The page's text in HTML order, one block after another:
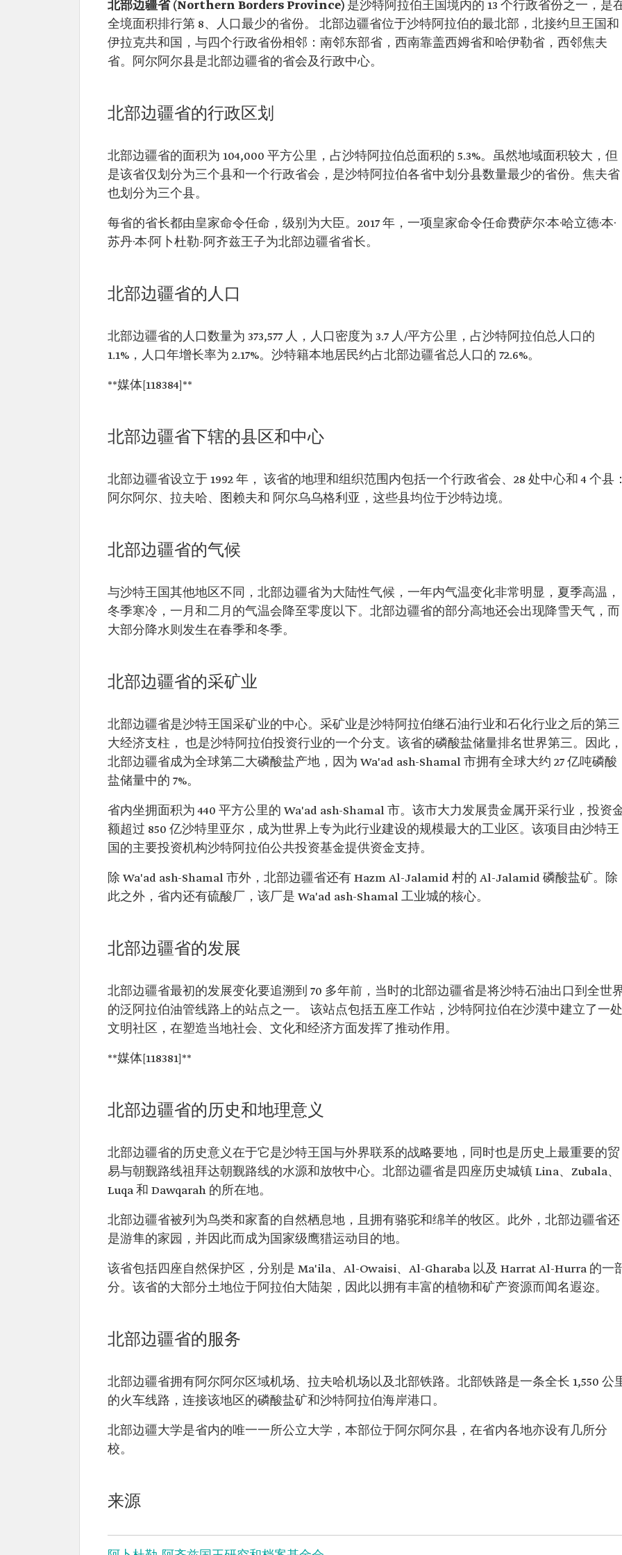
北部边疆省 (Northern Borders Province) 是沙特阿拉伯王国境内的 13 个行政省份之一，是
全境面积排行第 8、人口最少的省份。 北部边疆省位于沙特阿拉伯的最北部，北接约旦王国和
伊拉克共和国，与四个行政省份相邻：南邻东部省，西南靠盖西姆省和哈伊勒省，西邻焦夫
省。阿尔阿尔县是北部边疆省的省会及行政中心。
北部边疆省的行政区划
北部边疆省的面积为 104,000 平方公里，占沙特阿拉伯总面积的 5.3%。虽然地域面积较大，但
是该省仅划分为三个县和一个行政省会，是沙特阿拉伯各省中划分县数量最少的省份。焦夫省
也划分为三个县。
每省的省长都由皇家命令任命，级别为大臣。2017 年，一项皇家命令任命费萨尔·本·哈立德·本·
苏丹·本·阿卜杜勒-阿齐兹王子为北部边疆省省长。
北部边疆省的人口
北部边疆省的人口数量为 373,577 人，人口密度为 3.7 人/平方公里，占沙特阿拉伯总人口的
1.1%，人口年增长率为 2.17%。沙特籍本地居民约占北部边疆省总人口的 72.6%。
**媒体[118384]**
北部边疆省下辖的县区和中心
北部边疆省设立于 1992 年， 该省的地理和组织范围内包括一个行政省会、28 处中心和 4 个县
阿尔阿尔、拉夫哈、图赖夫和 阿尔乌乌格利亚，这些县均位于沙特边境。
北部边疆省的气候
与沙特王国其他地区不同，北部边疆省为大陆性气候，一年内气温变化非常明显，夏季高温，
冬季寒冷，一月和二月的气温会降至零度以下。北部边疆省的部分高地还会出现降雪天气，而
大部分降水则发生在春季和冬季。
北部边疆省的采矿业
北部边疆省是沙特王国采矿业的中心。采矿业是沙特阿拉伯继石油行业和石化行业之后的第三
大经济支柱， 也是沙特阿拉伯投资行业的一个分支。该省的磷酸盐储量排名世界第三。因此，
北部边疆省成为全球第二大磷酸盐产地，因为 Wa'ad ash-Shamal 市拥有全球大约 27 亿吨磷酸
盐储量中的 7%。
省内坐拥面积为 440 平方公里的 Wa'ad ash-Shamal 市。该市大力发展贵金属开采行业，投资
额超过 850 亿沙特里亚尔，成为世界上专为此行业建设的规模最大的工业区。该项目由沙特王
国的主要投资机构沙特阿拉伯公共投资基金提供资金支持。
除 Wa'ad ash-Shamal 市外，北部边疆省还有 Hazm Al-Jalamid 村的 Al-Jalamid 磷酸盐矿。除
此之外，省内还有硫酸厂，该厂是 Wa'ad ash-Shamal 工业城的核心。
北部边疆省的发展
北部边疆省最初的发展变化要追溯到 70 多年前，当时的北部边疆省是将沙特石油出口到全世
的泛阿拉伯油管线路上的站点之一。 该站点包括五座工作站，沙特阿拉伯在沙漠中建立了一处
文明社区，在塑造当地社会、文化和经济方面发挥了推动作用。
**媒体[118381]**
北部边疆省的历史和地理意义
北部边疆省的历史意义在于它是沙特王国与外界联系的战略要地，同时也是历史上最重要的贸
易与朝觐路线祖拜达朝觐路线的水源和放牧中心。北部边疆省是四座历史城镇 Lina、Zubala、
Luqa 和 Dawqarah 的所在地。
北部边疆省被列为鸟类和家畜的自然栖息地，且拥有骆驼和绵羊的牧区。此外，北部边疆省还
是游隼的家园，并因此而成为国家级鹰猎运动目的地。
该省包括四座自然保护区，分别是 Ma'ila、Al-Owaisi、Al-Gharaba 以及 Harrat Al-Hurra 的一
分。该省的大部分土地位于阿拉伯大陆架，因此以拥有丰富的植物和矿产资源而闻名遐迩。
北部边疆省的服务
北部边疆省拥有阿尔阿尔区域机场、拉夫哈机场以及北部铁路。北部铁路是一条全长 1,550 公
的火车线路，连接该地区的磷酸盐矿和沙特阿拉伯海岸港口。
北部边疆大学是省内的唯一一所公立大学，本部位于阿尔阿尔县，在省内各地亦设有几所分
校。
来源